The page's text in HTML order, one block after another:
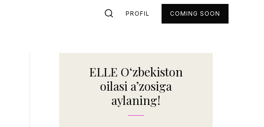
PROFIL COMING SOON
ELLE Oʻzbekiston
oilasi aʼzosiga
aylaning!